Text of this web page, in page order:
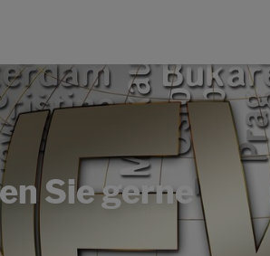
Sie gerne